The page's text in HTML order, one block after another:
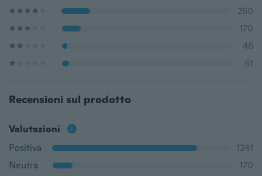
260
170
46
61
Recensioni sul prodotto
Valutazioni
Positiva
1241
Neutra
170